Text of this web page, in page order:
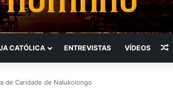
CATÓLICA ENTREVISTAS VÍDEOS
de Caridade de Nalukolongo